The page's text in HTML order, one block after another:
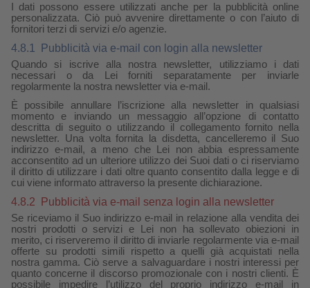
I dati possono essere utilizzati anche per la pubblicità online
personalizzata. Ciò può avvenire direttamente o con l’aiuto di
fornitori terzi di servizi e/o agenzie.
4.8.1 Pubblicità via e-mail con login alla newsletter
Quando si iscrive alla nostra newsletter, utilizziamo i dati
necessari o da Lei forniti separatamente per inviarle
regolarmente la nostra newsletter via e-mail.
È possibile annullare l’iscrizione alla newsletter in qualsiasi
momento e inviando un messaggio all’opzione di contatto
descritta di seguito o utilizzando il collegamento fornito nella
newsletter. Una volta fornita la disdetta, cancelleremo il Suo
indirizzo e-mail, a meno che Lei non abbia espressamente
acconsentito ad un ulteriore utilizzo dei Suoi dati o ci riserviamo
il diritto di utilizzare i dati oltre quanto consentito dalla legge e di
cui viene informato attraverso la presente dichiarazione.
4.8.2 Pubblicità via e-mail senza login alla newsletter
Se riceviamo il Suo indirizzo e-mail in relazione alla vendita dei
nostri prodotti o servizi e Lei non ha sollevato obiezioni in
merito, ci riserveremo il diritto di inviarle regolarmente via e-mail
offerte su prodotti simili rispetto a quelli già acquistati nella
nostra gamma. Ciò serve a salvaguardare i nostri interessi per
quanto concerne il discorso promozionale con i nostri clienti. È
possibile impedire l’utilizzo del proprio indirizzo e-mail in